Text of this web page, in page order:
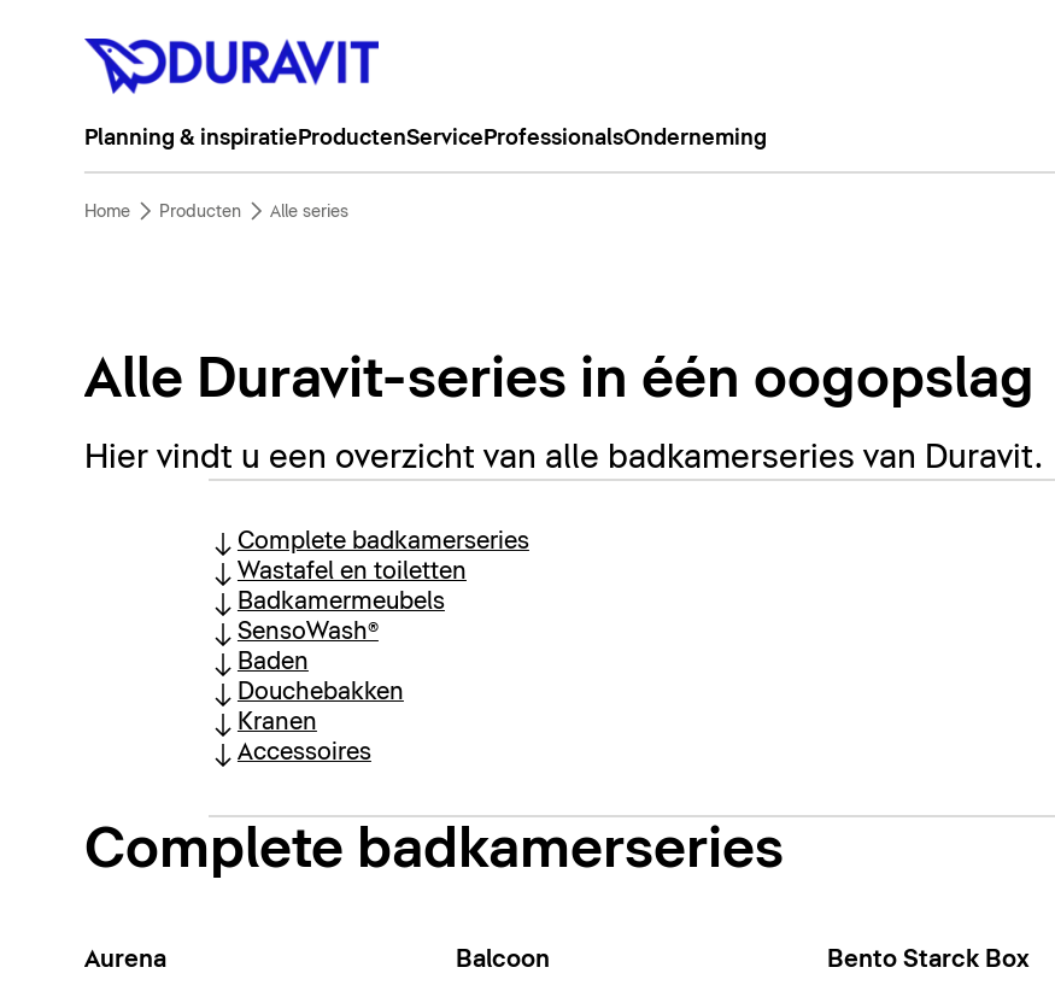
Planning & inspiratie ProductenService ProfessionalsOnderneming
Home Producten Alle series
Alle Duravit-series in één oogopslag
Hier vindt u een overzicht van alle badkamerseries van Duravit.
Complete badkamerseries
Wastafel en toiletten
Badkamermeubels
SensoWash®
Baden
Douchebakken
Kranen
Accessoires
Complete badkamerseries
Aurena Balcoon Bento Starck Box